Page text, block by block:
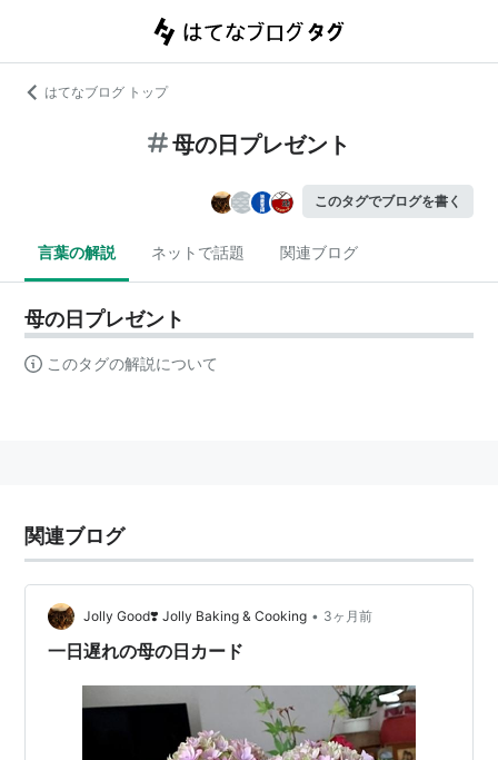
はてなブログ トップ
母の日プレゼント
このタグでブログを書く
言葉の解説 ネットで話題 関連ブログ
母の日プレゼント
このタグの解説について
関連ブログ
Jolly Good❣️ Jolly Baking & Cooking • 3ヶ月前
一日遅れの母の日カード